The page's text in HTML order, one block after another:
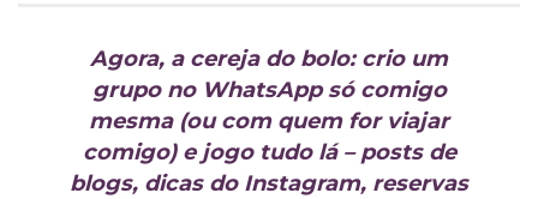
Agora, a cereja do bolo: crio um
grupo no WhatsApp só comigo
mesma (ou com quem for viajar
comigo) e jogo tudo lá – posts de
blogs, dicas do Instagram, reservas